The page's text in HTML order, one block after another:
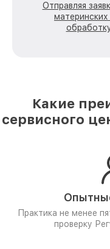
Отправляя
Какие
сервисного
Практика не менее
проверку